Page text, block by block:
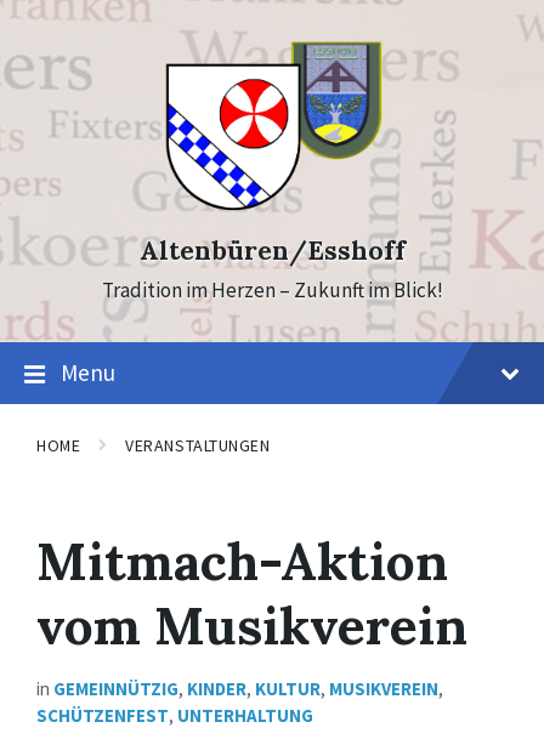
Skip
content
Skip
footer
Altenbüren/Esshoff
Tradition im Herzen – Zukunft im Blick!
Menu
HOME VERANSTALTUNGEN
Mitmach-Aktion
vom Musikverein
in GEMEINNÜTZIG, KINDER, KULTUR, MUSIKVEREIN,
SCHÜTZENFEST, UNTERHALTUNG